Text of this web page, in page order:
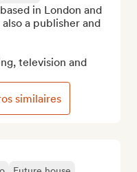
in London and
a publisher and
television and
similaires